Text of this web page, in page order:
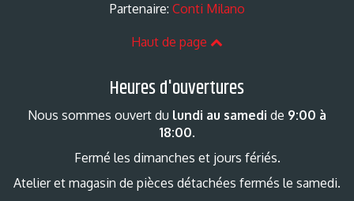
Partenaire: Conti Milano
Haut de page
Heures d'ouvertures
Nous sommes ouvert du lundi au samedi de 9:00 à
18:00.
Fermé les dimanches et jours fériés.
Atelier et magasin de pièces détachées fermés le samedi.